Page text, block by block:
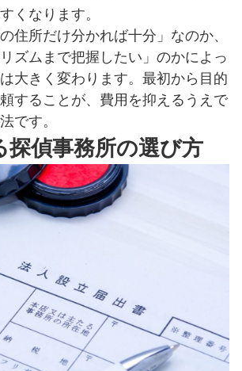
くなります。
住所だけ分かれば十分」なのか、
リズムまで把握したい」のかによっ
大きく変わります。最初から目的
することが、費用を抑えるうえで
です。
探偵事務所の選び方